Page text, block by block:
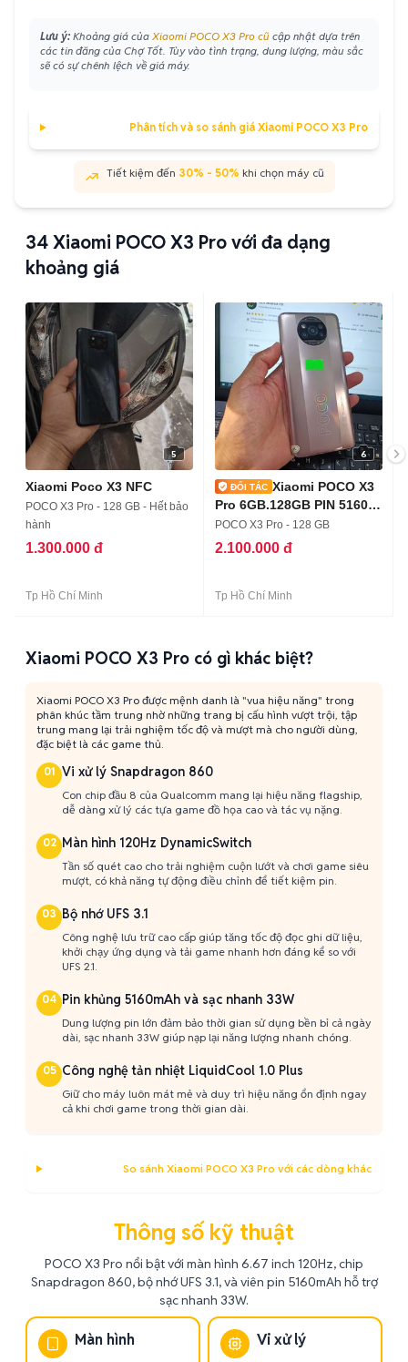
Lưu ý: Khoảng giá của Xiaomi POCO X3 Pro cũ cập nhật dựa trên
các tin đăng của Chợ Tốt. Tùy vào tình trạng, dung lượng, màu sắc
sẽ có sự chênh lệch về giá máy.
Phân tích và so sánh giá Xiaomi POCO X3 Pro
Tiết kiệm đến 30% - 50% khi chọn máy cũ
34Xiaomi POCO X3 Pro với đa dạng
khoảng giá
5
Xiaomi Poco X3 NFC
POCO X3 Pro - 128 GB - Hết bảo
hành
1.300.000 đ
Tp Hồ Chí Minh
6
Xiaomi POCO X3
Pro 6GB.128GB PIN 5160
SNAP 860
POCO X3 Pro - 128 GB
2.100.000 đ
Tp Hồ Chí Minh
Xiaomi POCO X3 Pro có gì khác biệt?
Xiaomi POCO X3 Pro được mệnh danh là "vua hiệu năng" trong
phân khúc tầm trung nhờ những trang bị cấu hình vượt trội, tập
trung mang lại trải nghiệm tốc độ và mượt mà cho người dùng,
đặc biệt là các game thủ.
01 Vi xử lý Snapdragon 860
Con chip đầu 8 của Qualcomm mang lại hiệu năng flagship,
dễ dàng xử lý các tựa game đồ họa cao và tác vụ nặng.
02 Màn hình 120Hz DynamicSwitch
Tần số quét cao cho trải nghiệm cuộn lướt và chơi game siêu
mượt, có khả năng tự động điều chỉnh để tiết kiệm pin.
03 Bộ nhớ UFS 3.1
Công nghệ lưu trữ cao cấp giúp tăng tốc độ đọc ghi dữ liệu,
khởi chạy ứng dụng và tải game nhanh hơn đáng kể so với
UFS 2.1.
04 Pin khủng 5160mAh và sạc nhanh 33W
Dung lượng pin lớn đảm bảo thời gian sử dụng bền bỉ cả ngày
dài, sạc nhanh 33W giúp nạp lại năng lượng nhanh chóng.
05 Công nghệ tản nhiệt LiquidCool 1.0 Plus
Giữ cho máy luôn mát mẻ và duy trì hiệu năng ổn định ngay
cả khi chơi game trong thời gian dài.
So sánh Xiaomi POCO X3 Pro với các dòng khác
Thông số kỹ thuật
POCO X3 Pro nổi bật với màn hình 6.67 inch 120Hz, chip
Snapdragon 860, bộ nhớ UFS 3.1, và viên pin 5160mAh hỗ trợ
sạc nhanh 33W.
Màn hình Vi xử lý